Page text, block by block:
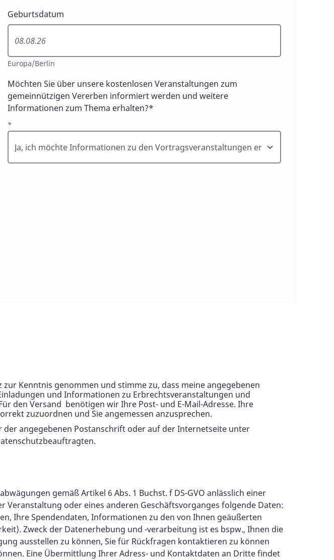
Geburtsdatum
Europa/Berlin
Möchten Sie über unsere kostenlosen Veranstaltungen zum
gemeinnützigen Vererben informiert werden und weitere
Informationen zum Thema erhalten?*
*
Kenntnis genommen und stimme zu, dass meine angegebenen
und Informationen zu Erbrechtsveranstaltungen und
den Versand benötigen wir Ihre Post- und E-Mail-Adresse. Ihre
zuzuordnen und Sie angemessen anzusprechen.
angegebenen Postanschrift oder auf der Internetseite unter
gemäß Artikel 6 Abs. 1 Buchst. f DS-GVO anlässlich einer
oder eines anderen Geschäftsvorganges folgende Daten:
Ihre Spendendaten, Informationen zu den von Ihnen geäußerten
Zweck der Datenerhebung und -verarbeitung ist es bspw., Ihnen die
ausstellen zu können, Sie für Rückfragen kontaktieren zu können
Eine Übermittlung Ihrer Adress- und Kontaktdaten an Dritte findet